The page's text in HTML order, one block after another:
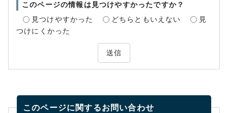
このページの情報は見つけやすかったですか？
見つけやすかった
どちらともいえない
見
つけにくかった
送信
このページに関するお問い合わせ